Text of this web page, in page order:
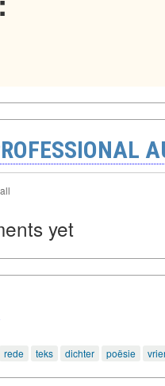
yet
rede teks dichter poësie